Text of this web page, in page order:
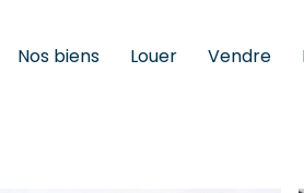
Nos biens Louer Vendre